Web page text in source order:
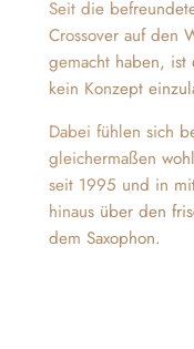
Seit die
Crossover auf den
gemacht haben,
kein Konzept
Dabei fühlen sich
gleichermaßen
seit 1995 und in
hinaus über den
dem Saxophon.